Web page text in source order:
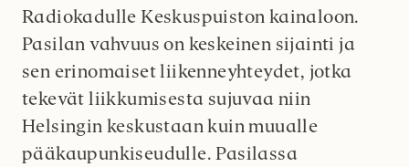
Radiokadulle Keskuspuiston kainaloon.
Pasilan vahvuus on keskeinen sijainti ja
sen erinomaiset liikenneyhteydet, jotka
tekevät liikkumisesta sujuvaa niin
Helsingin keskustaan kuin muualle
pääkaupunkiseudulle. Pasilassa